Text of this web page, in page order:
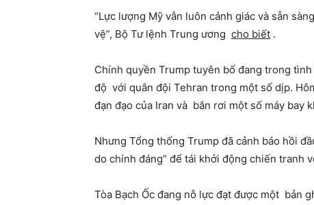
“Lực lượng Mỹ vẫn luôn cảnh giác và sẵn
vệ”, Bộ Tư lệnh Trung ương cho biết .
Chính quyền Trump tuyên bố đang trong
độ với quân đội Tehran trong một số dịp.
đạn đạo của Iran và bắn rơi một số máy bay
Nhưng Tổng thống Trump đã cảnh báo hồi
do chính đáng” để tái khởi động chiến tranh
Tòa Bạch Ốc đang nỗ lực đạt được một bản